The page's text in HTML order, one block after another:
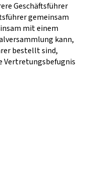
Geschäftsführer
gemeinsam
mit einem
kann,
bestellt sind,
Vertretungsbefugnis